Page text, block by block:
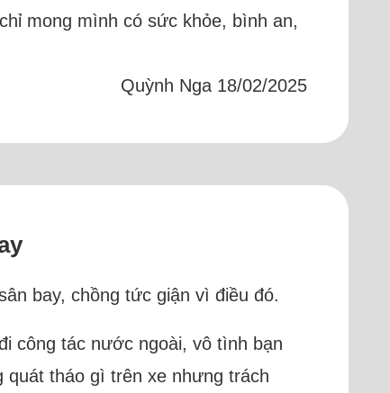
mong mình có sức khỏe, bình an,
Quỳnh Nga 18/02/2025
bay, chồng tức giận vì điều đó.
công tác nước ngoài, vô tình bạn
quát tháo gì trên xe nhưng trách